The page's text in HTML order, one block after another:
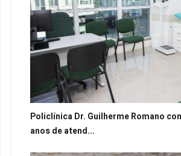
Policlínica Dr. Guilherme Romano
anos de atend...